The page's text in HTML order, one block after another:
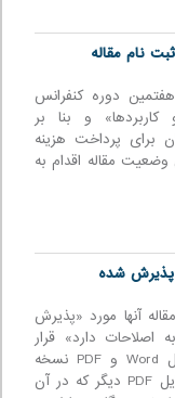
نام مقاله
دوره كنفرانس
كاربردها» و بنا بر
برای پرداخت هزینه
مقاله اقدام به
پذیرش شده
آنها مورد «پذیرش
اصلاحات دارد» قرار
گرفته است؛ لازم است فایل Word و PDF نسخه
نهایی مقاله به همراه یک فایل PDF دیگر که در آن